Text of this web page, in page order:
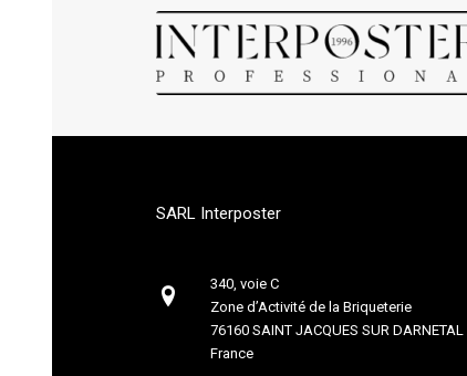
SARL Interposter
340, voie C
Zone d’Activité de la Briqueterie
76160 SAINT JACQUES SUR DARNETAL
France